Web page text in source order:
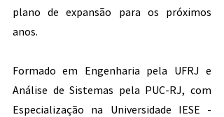
plano de expansão para os próximos
anos.
Formado em Engenharia pela UFRJ e
Análise de Sistemas pela PUC-RJ, com
Especialização na Universidade IESE -